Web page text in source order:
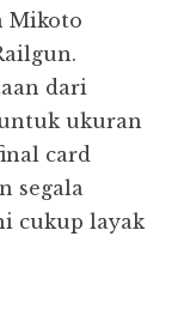
Mikoto
dari
ukuran
card
segala
cukup layak